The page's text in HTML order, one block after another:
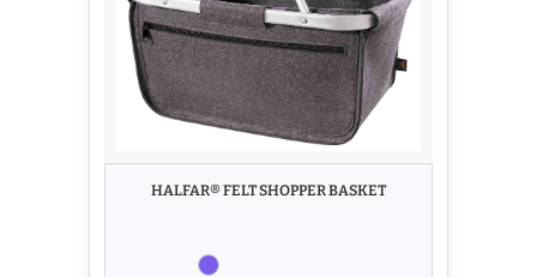
HALFAR® FELT SHOPPER BASKET